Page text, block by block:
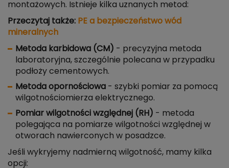
montażowych. Istnieje kilka uznanych metod:
Przeczytaj także: PE a bezpieczeństwo wód
mineralnych
Metoda karbidowa (CM) - precyzyjna metoda
laboratoryjna, szczególnie polecana w przypadku
podłoży cementowych.
Metoda opornościowa - szybki pomiar za pomocą
wilgotnościomierza elektrycznego.
Pomiar wilgotności względnej (RH) - metoda
polegająca na pomiarze wilgotności względnej w
otworach nawierconych w posadzce.
Jeśli wykryjemy nadmierną wilgotność, mamy kilka
opcji: